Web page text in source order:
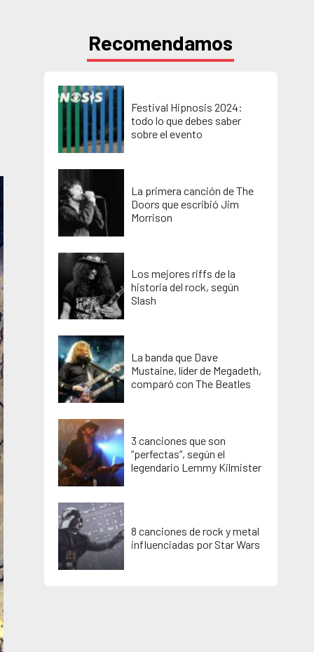
Recomendamos
Festival Hipnosis 2024:
todo lo que debes saber
sobre el evento
La primera canción de The
Doors que escribió Jim
Morrison
Los mejores riffs de la
historia del rock, según
Slash
La banda que Dave
Mustaine, líder de Megadeth,
comparó con The Beatles
3 canciones que son
“perfectas”, según el
legendario Lemmy Kilmister
8 canciones de rock y metal
influenciadas por Star Wars